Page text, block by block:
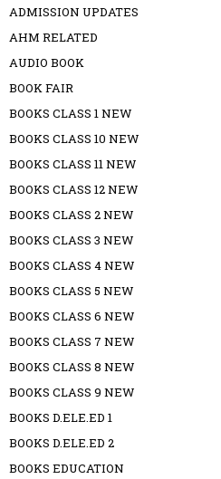
ADMISSION UPDATES
AHM RELATED
AUDIO BOOK
BOOK FAIR
BOOKS CLASS 1 NEW
BOOKS CLASS 10 NEW
BOOKS CLASS 11 NEW
BOOKS CLASS 12 NEW
BOOKS CLASS 2 NEW
BOOKS CLASS 3 NEW
BOOKS CLASS 4 NEW
BOOKS CLASS 5 NEW
BOOKS CLASS 6 NEW
BOOKS CLASS 7 NEW
BOOKS CLASS 8 NEW
BOOKS CLASS 9 NEW
BOOKS D.ELE.ED 1
BOOKS D.ELE.ED 2
BOOKS EDUCATION